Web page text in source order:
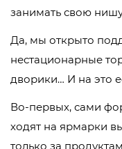
занимать свою
Да, мы открыто
нестационарные
дворики… И на это
Во-первых, сами
ходят на ярмарки
только за